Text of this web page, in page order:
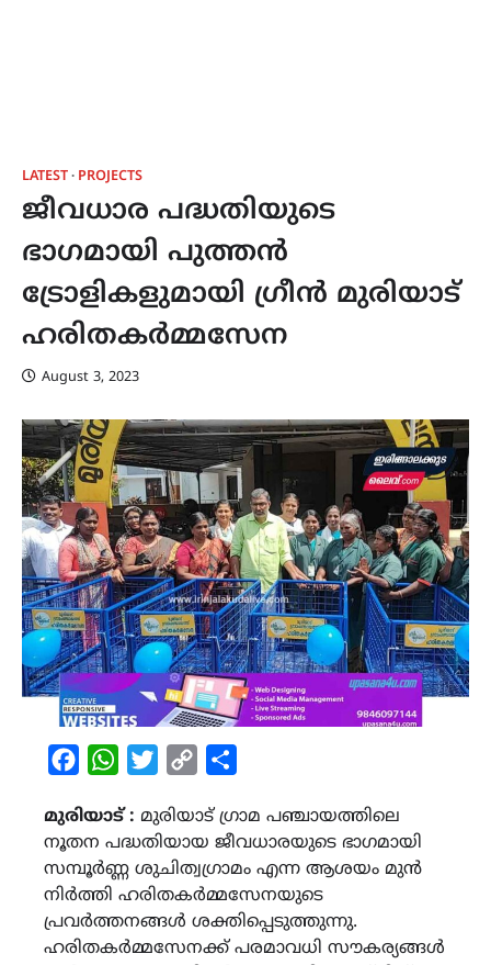
LATEST PROJECTS
ജീവധാര പദ്ധതിയുടെ
ഭാഗമായി പുത്തന്‍
ട്രോളികളുമായി ഗ്രീന്‍ മുരിയാട്
ഹരിതകര്‍മ്മസേന
August 3, 2023
FacebookWhatsAppTwitterCopy
മുരിയാട് : മുരിയാട് ഗ്രാമ പഞ്ചായത്തിലെ
നൂതന പദ്ധതിയായ ജീവധാരയുടെ ഭാഗമായി
സമ്പൂര്‍ണ്ണ ശുചിത്വഗ്രാമം എന്ന ആശയം മുന്‍
നിര്‍ത്തി ഹരിതകര്‍മ്മസേനയുടെ
പ്രവര്‍ത്തനങ്ങള്‍ ശക്തിപ്പെടുത്തുന്നു.
ഹരിതകര്‍മ്മസേനക്ക് പരമാവധി സൗകര്യങ്ങള്‍